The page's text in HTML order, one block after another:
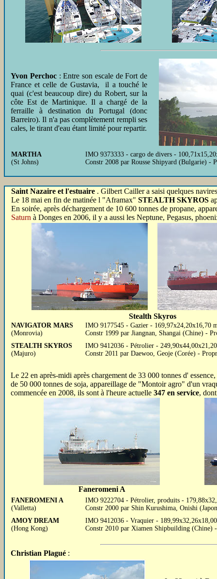
Yvon Perchoc: Entre son escale de Fort de
France et celle de Gustavia, il a touché le
quai (c'est beaucoup dire) du Robert, sur la
côte Est de Martinique. Il a chargé de la
ferraille à destination du Portugal (donc
Barreiro). Il n'a pas complètement rempli ses
cales, le tirant d'eau étant limité pour repartir.
MARTHA
(St Johns)
IMO 9373333 - cargo de divers -
Constr 2008 par Rousse Shipyard (Bulgarie)
Saint Nazaire et l'estuaire . Gilbert Cailler a saisi quelques
Le 18 mai en fin de matinée l "Aframax" STEALTH SKYROS
En soirée, après déchargement de 10 600 tonnes de propane,
Saturn à Donges en 2006, il y a aussi les Neptune, Pegasus,
Stealth Skyros
NAVIGATOR MARS
(Monrovia)
IMO 9177545 - Gazier - 169,97x24,20x16,70
Constr 1999 par Jiangnan, Shangai (Chine) -
STEALTH SKYROS
(Majuro)
IMO 9412036 - Pétrolier -
Constr 2011 par Daewoo, Geoje (Corée) -
Le 22 en après-midi après chargement de 33 000 tonnes d'
de 50 000 tonnes de soja, appareillage de "Montoir agro" d'un
commencée en 2008, ils sont à l'heure actuelle 347 en service,
Faneromeni A
FANEROMENI A
(Valletta)
IMO 9222704 - Pétrolier, produits -
Constr 2000 par Shin Kurushima, Onishi
AMOY DREAM
(Hong Kong)
IMO 9412036 - Vraquier -
Constr 2010 par Xiamen Shipbuilding
Christian Plagué :